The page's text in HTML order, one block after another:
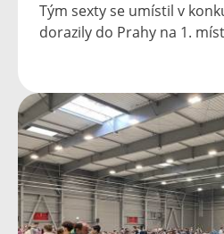
Tým sexty se umístil v
dorazily do Prahy na 1.